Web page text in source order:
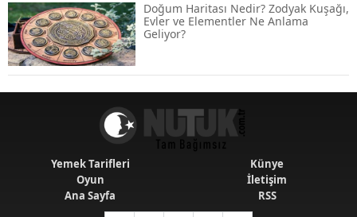
Emekli Maaşlarında Temmuz Hesabı:
Zam Oranı ve Taban Aylık İçin Yeni
Senaryolar
Doğum Haritası Nedir? Zodyak Kuşağı,
Evler ve Elementler Ne Anlama
Geliyor?
Yemek Tarifleri
Oyun
Ana Sayfa
Künye
İletişim
RSS